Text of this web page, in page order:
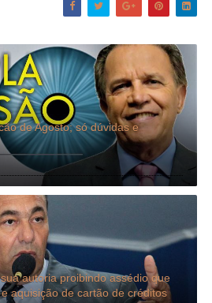
de Agosto; só dúvidas e
autoria proibindo assédio que
aquisição de cartão de créditos